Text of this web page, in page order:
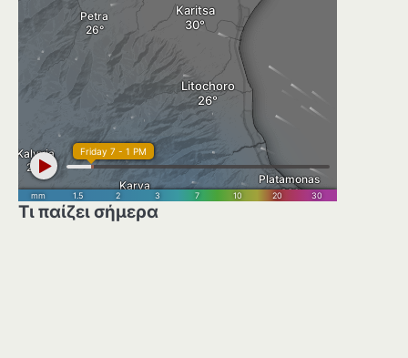
Τι παίζει σήμερα